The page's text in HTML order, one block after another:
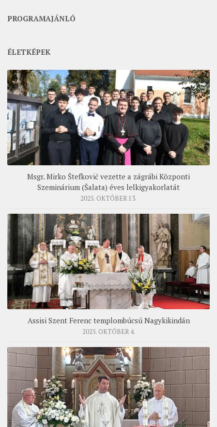
PROGRAMAJÁNLÓ
ÉLETKÉPEK
Msgr. Mirko Štefković vezette a zágrábi Központi
Szeminárium (Šalata) éves lelkigyakorlatát
2025. OKTÓBER 13.
Assisi Szent Ferenc templombúcsú Nagykikindán
2025. OKTÓBER 4.